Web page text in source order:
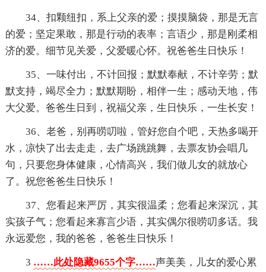
34、扣颗纽扣，系上父亲的爱；摸摸脑袋，那是无言
的爱；坚定果敢，那是行动的表率；言语少，那是刚柔相
济的爱。细节见关爱，父爱暖心怀。祝爸爸生日快乐！
35、一味付出，不计回报；默默奉献，不计辛劳；默
默支持，竭尽全力；默默期盼，相伴一生；感动天地，伟
大父爱。爸爸生日到，祝福父亲，生日快乐，一生长安！
36、老爸，别再唠叨啦，管好您自个吧，天热多喝开
水，凉快了出去走走，去广场跳跳舞，去票友协会唱几
句，只要您身体健康，心情高兴，我们做儿女的就放心
了。祝您爸爸生日快乐！
37、您看起来严厉，其实很温柔；您看起来深沉，其
实孩子气；您看起来寡言少语，其实偶尔很唠叨多话。我
永远爱您，我的爸爸，爸爸生日快乐！
3 ……此处隐藏9655个字……声美美，儿女的爱心累